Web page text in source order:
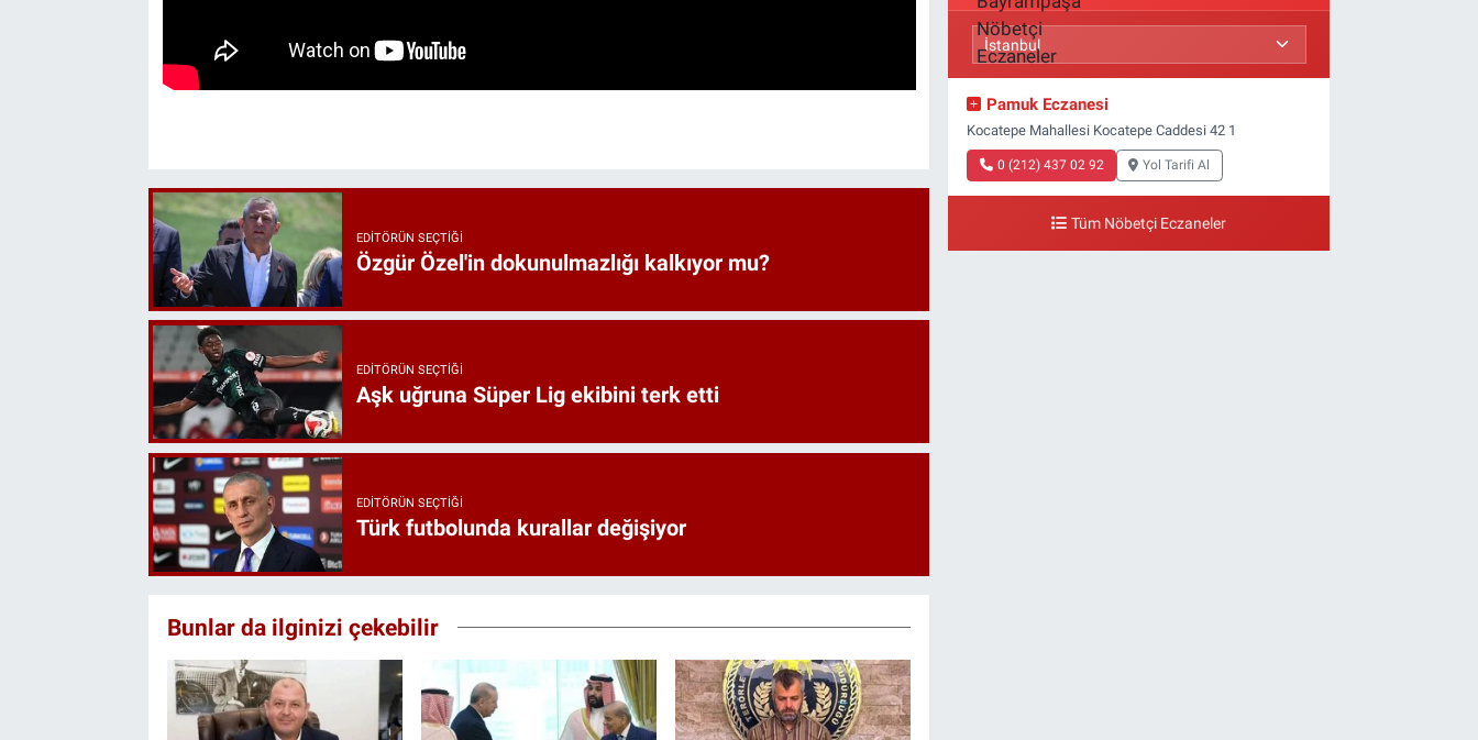
EDITÖRÜN SEÇTIĞI
Özgür Özel'in dokunulmazlığı kalkıyor mu?
EDITÖRÜN SEÇTIĞI
Aşk uğruna Süper Lig ekibini terk etti
EDITÖRÜN SEÇTIĞI
Türk futbolunda kurallar değişiyor
Bunlar da ilginizi çekebilir
Pamuk Eczanesi
Kocatepe Mahallesi Kocatepe Caddesi 42 1
0 (212) 437 02 92 Yol Tarifi Al
Tüm Nöbetçi Eczaneler